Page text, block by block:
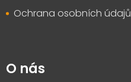
Ochrana osobních údajů
O nás